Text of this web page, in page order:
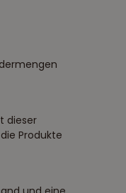
dieser
Produkte